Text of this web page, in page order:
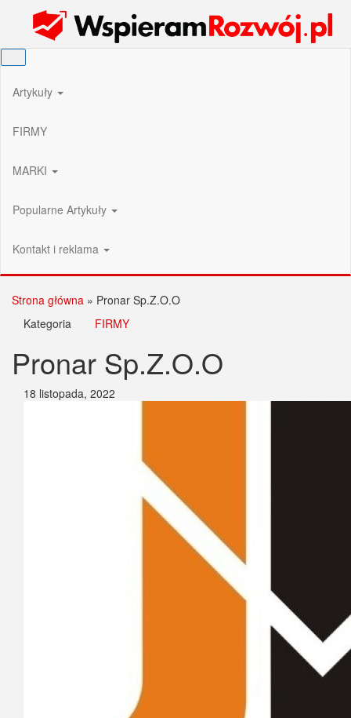
Wspieram Rozwój PL
Artykuły
FIRMY
MARKI
Popularne Artykuły
Kontakt i reklama
Strona główna » Pronar Sp.Z.O.O
Kategoria
FIRMY
Pronar Sp.Z.O.O
18 listopada, 2022